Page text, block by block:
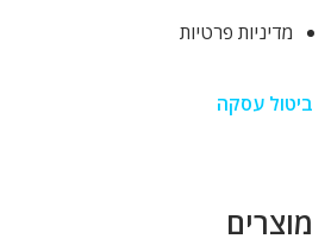
מדיניות פרטיות
ביטול עסקה
מוצרים